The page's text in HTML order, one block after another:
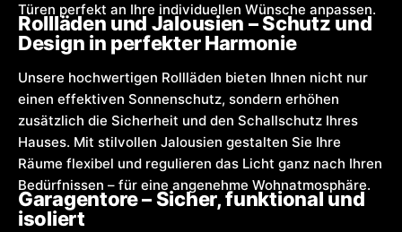
Türen perfekt an Ihre individuellen Wünsche anpassen.
Rollläden und Jalousien – Schutz und
Design in perfekter Harmonie
Unsere hochwertigen Rollläden bieten Ihnen nicht nur
einen effektiven Sonnenschutz, sondern erhöhen
zusätzlich die Sicherheit und den Schallschutz Ihres
Hauses. Mit stilvollen Jalousien gestalten Sie Ihre
Räume flexibel und regulieren das Licht ganz nach Ihren
Bedürfnissen – für eine angenehme Wohnatmosphäre.
Garagentore – Sicher, funktional und
isoliert